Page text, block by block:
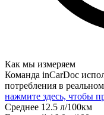
Как мы измеряем
Команда inCarDoc
потребления в
нажмите здесь, чтобы
Среднее 12.5 л/100км